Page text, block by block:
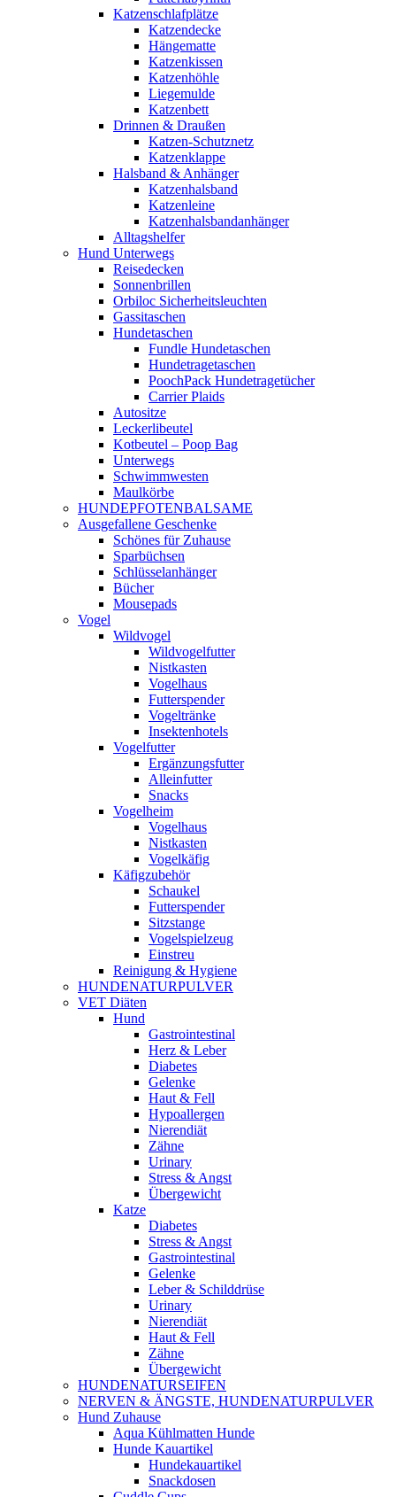
Katzenschlafplätze
Katzendecke
Hängematte
Katzenkissen
Katzenhöhle
Liegemulde
Katzenbett
Drinnen & Draußen
Katzen-Schutznetz
Katzenklappe
Halsband & Anhänger
Katzenhalsband
Katzenleine
Katzenhalsbandanhänger
Alltagshelfer
Hund Unterwegs
Reisedecken
Sonnenbrillen
Orbiloc Sicherheitsleuchten
Gassitaschen
Hundetaschen
Fundle Hundetaschen
Hundetragetaschen
PoochPack Hundetragetücher
Carrier Plaids
Autositze
Leckerlibeutel
Kotbeutel – Poop Bag
Unterwegs
Schwimmwesten
Maulkörbe
HUNDEPFOTENBALSAME
Ausgefallene Geschenke
Schönes für Zuhause
Sparbüchsen
Schlüsselanhänger
Bücher
Mousepads
Vogel
Wildvogel
Wildvogelfutter
Nistkasten
Vogelhaus
Futterspender
Vogeltränke
Insektenhotels
Vogelfutter
Ergänzungsfutter
Alleinfutter
Snacks
Vogelheim
Vogelhaus
Nistkasten
Vogelkäfig
Käfigzubehör
Schaukel
Futterspender
Sitzstange
Vogelspielzeug
Einstreu
Reinigung & Hygiene
HUNDENATURPULVER
VET Diäten
Hund
Gastrointestinal
Herz & Leber
Diabetes
Gelenke
Haut & Fell
Hypoallergen
Nierendiät
Zähne
Urinary
Stress & Angst
Übergewicht
Katze
Diabetes
Stress & Angst
Gastrointestinal
Gelenke
Leber & Schilddrüse
Urinary
Nierendiät
Haut & Fell
Zähne
Übergewicht
HUNDENATURSEIFEN
NERVEN & ÄNGSTE, HUNDENATURPULVER
Hund Zuhause
Aqua Kühlmatten Hunde
Hunde Kauartikel
Hundekauartikel
Snackdosen